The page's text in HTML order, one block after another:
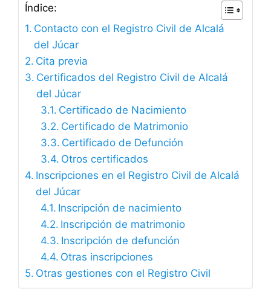
Índice:
Contacto con el Registro Civil de Alcalá
del Júcar
Cita previa
Certificados del Registro Civil de Alcalá
del Júcar
Certificado de Nacimiento
Certificado de Matrimonio
Certificado de Defunción
Otros certificados
Inscripciones en el Registro Civil de Alcalá
del Júcar
Inscripción de nacimiento
Inscripción de matrimonio
Inscripción de defunción
Otras inscripciones
Otras gestiones con el Registro Civil